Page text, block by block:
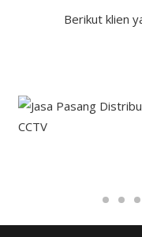
Berikut klien